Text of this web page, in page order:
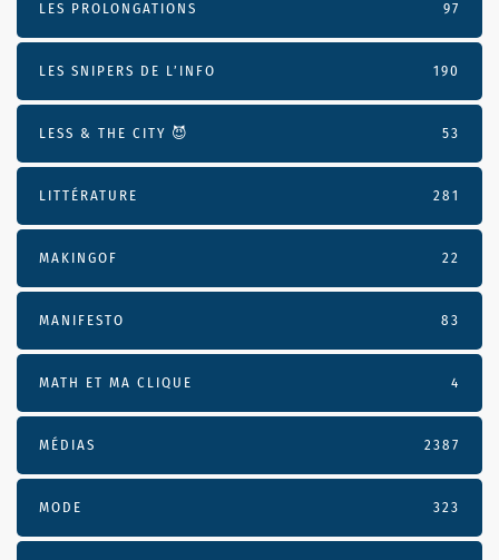
LES PROLONGATIONS 97
LES SNIPERS DE L’INFO 190
LESS & THE CITY 😈 53
LITTÉRATURE 281
MAKINGOF 22
MANIFESTO 83
MATH ET MA CLIQUE 4
MÉDIAS 2387
MODE 323